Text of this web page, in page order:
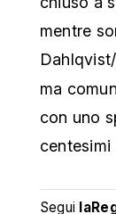
mentre
ma
con uno
Segui